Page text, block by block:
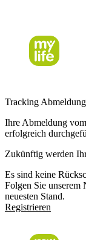
Tracking Abmeldung
Ihre Abmeldung
erfolgreich
Zukünftig werden
Es sind keine
Folgen Sie unserem
neuesten Stand.
Registrieren